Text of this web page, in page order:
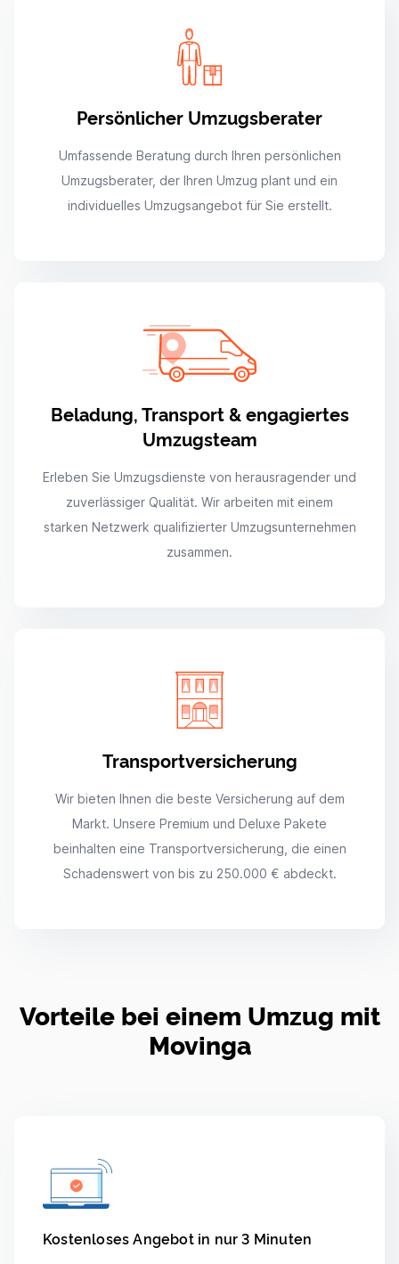
Persönlicher Umzugsberater
Umfassende Beratung durch Ihren persönlichen
Umzugsberater, der Ihren Umzug plant und ein
individuelles Umzugsangebot für Sie erstellt.
Beladung, Transport & engagiertes
Umzugsteam
Erleben Sie Umzugsdienste von herausragender und
zuverlässiger Qualität. Wir arbeiten mit einem
starken Netzwerk qualifizierter Umzugsunternehmen
zusammen.
Transportversicherung
Wir bieten Ihnen die beste Versicherung auf dem
Markt. Unsere Premium und Deluxe Pakete
beinhalten eine Transportversicherung, die einen
Schadenswert von bis zu 250.000 € abdeckt.
Vorteile bei einem Umzug mit
Movinga
Kostenloses Angebot in nur 3 Minuten